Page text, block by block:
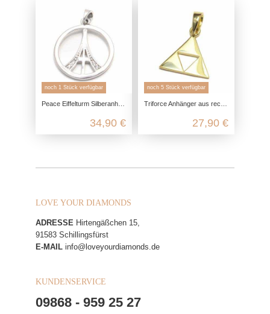
noch 1 Stück verfügbar
Peace Eiffelturm Silberanhänger aus echtem 925 Sterling Silber
34,90 €
noch 5 Stück verfügbar
Triforce Anhänger aus recyceltem 925 Sterling Silber
27,90 €
LOVE YOUR DIAMONDS
ADRESSE Hirtengäßchen 15,
91583 Schillingsfürst
E-MAIL info@loveyourdiamonds.de
KUNDENSERVICE
09868 - 959 25 27